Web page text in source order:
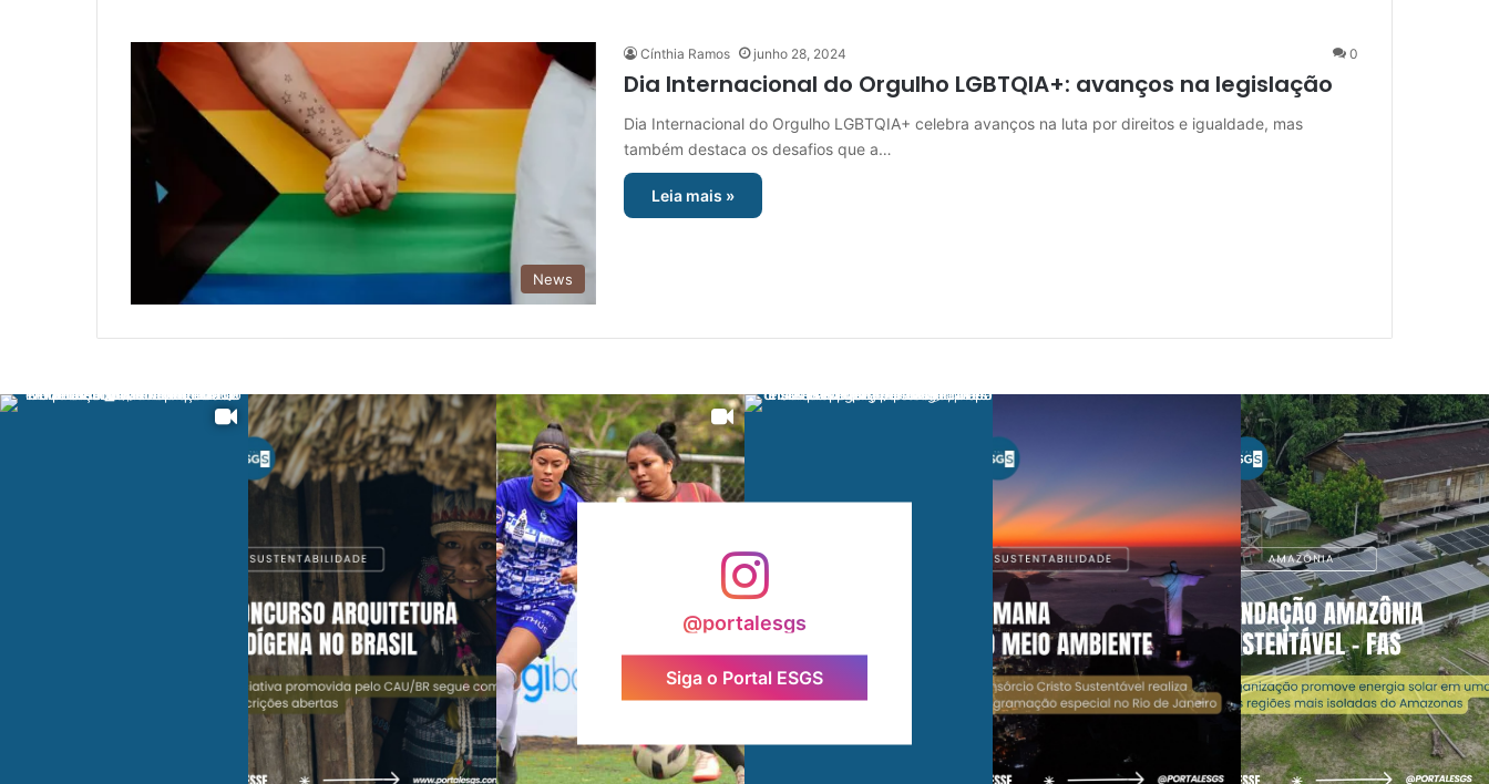
News
Cínthia Ramos junho 28, 2024 0
Dia Internacional do Orgulho LGBTQIA+: avanços na legislação
Dia Internacional do Orgulho LGBTQIA+ celebra avanços na luta por direitos e igualdade, mas
também destaca os desafios que a…
Leia mais »
@portalesgs
Siga o Portal ESGS